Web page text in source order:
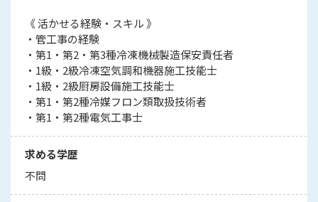
《 活かせる経験・スキル 》
・管工事の経験
・第1・第2・第3種冷凍機械製造保安責任者
・1級・2級冷凍空気調和機器施工技能士
・1級・2級厨房設備施工技能士
・第1・第2種冷媒フロン類取扱技術者
・第1・第2種電気工事士
求める学歴
不問